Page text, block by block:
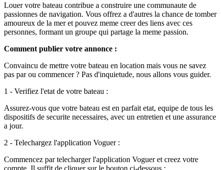
Louer votre bateau contribue a construire une communaute de
passionnes de navigation. Vous offrez a d'autres la chance de tomber
amoureux de la mer et pouvez meme creer des liens avec ces
personnes, formant un groupe qui partage la meme passion.
Comment publier votre annonce :
Convaincu de mettre votre bateau en location mais vous ne savez
pas par ou commencer ? Pas d'inquietude, nous allons vous guider.
1 - Verifiez l'etat de votre bateau :
Assurez-vous que votre bateau est en parfait etat, equipe de tous les
dispositifs de securite necessaires, avec un entretien et une assurance
a jour.
2 - Telechargez l'application Voguer :
Commencez par telecharger l'application Voguer et creez votre
compte. Il suffit de cliquer sur le bouton ci-dessous :